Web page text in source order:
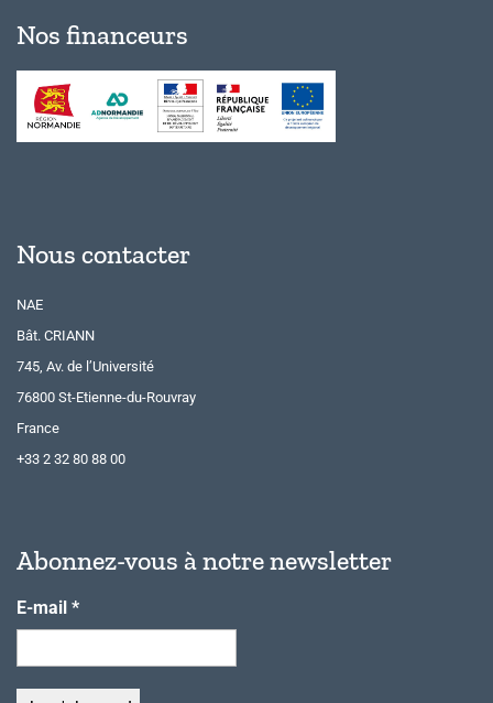
Nos financeurs
Nous contacter
NAE
Bât. CRIANN
745, Av. de l’Université
76800 St-Etienne-du-Rouvray
France
+33 2 32 80 88 00
Abonnez-vous à notre newsletter
E-mail *